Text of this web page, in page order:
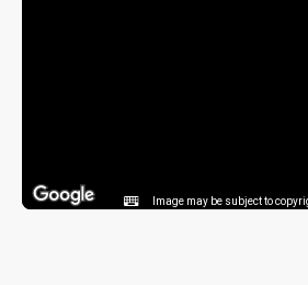
Image may be subject to